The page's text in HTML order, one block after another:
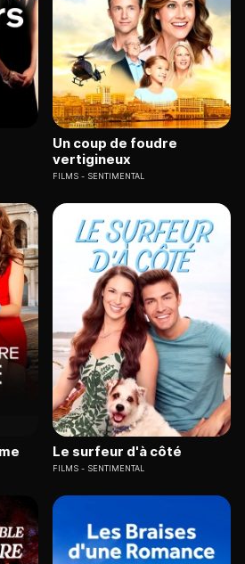
Un coup de foudre
vertigineux
FILMS SENTIMENTAL
Le surfeur d'à côté
FILMS SENTIMENTAL